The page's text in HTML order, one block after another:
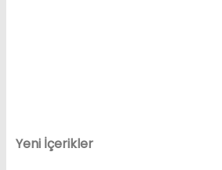
Yeni İçerikler